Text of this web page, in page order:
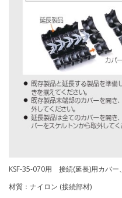
KSF-35-070用 接続(延長)用カバー、
材質：ナイロン (接続部材)